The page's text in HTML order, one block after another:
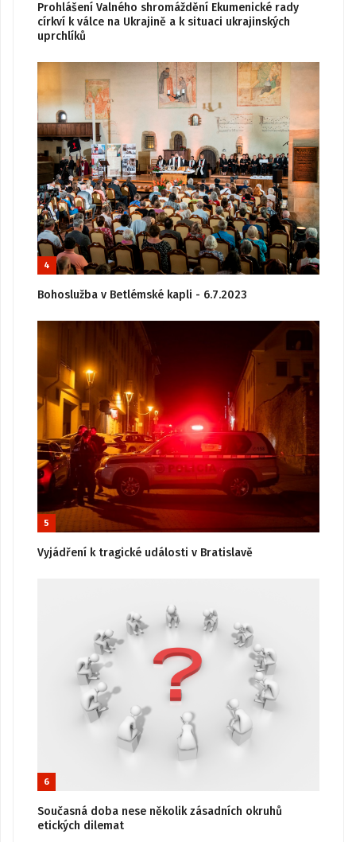
Prohlášení Valného shromáždění Ekumenické rady
církví k válce na Ukrajině a k situaci ukrajinských
uprchlíků
4
Bohoslužba v Betlémské kapli - 6.7.2023
5
Vyjádření k tragické události v Bratislavě
6
Současná doba nese několik zásadních okruhů
etických dilemat